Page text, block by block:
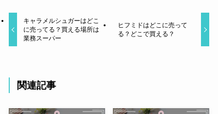
キャラメルシュガーはどこ
に売ってる？買える場所は
業務スーパー
ヒフミドはどこに売って
る？どこで買える？
関連記事